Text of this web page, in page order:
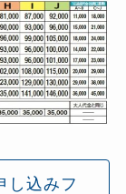
し込みフ